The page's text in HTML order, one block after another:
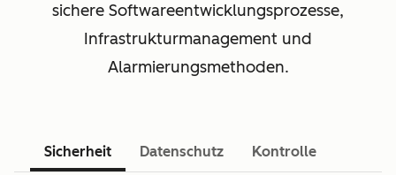
sichere Softwareentwicklungsprozesse,
Infrastrukturmanagement und
Alarmierungsmethoden.
Sicherheit Datenschutz Kontrolle